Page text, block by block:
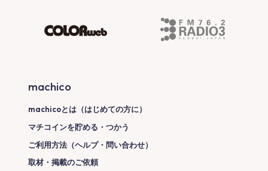
machico
machicoとは（はじめての方に）
マチコインを貯める・つかう
ご利用方法（ヘルプ・問い合わせ）
取材・掲載のご依頼